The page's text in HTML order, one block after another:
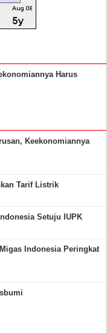
Harus
Keekonomiannya
Tarif Listrik
Setuju IUPK
Indonesia Peringkat